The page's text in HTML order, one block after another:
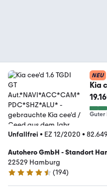
NEU
Kia
LU*
Guter
Unfallfrei • EZ 12/2020 •
Autohero GmbH - Standort
22529 Hamburg
4.6 Sterne
(194)